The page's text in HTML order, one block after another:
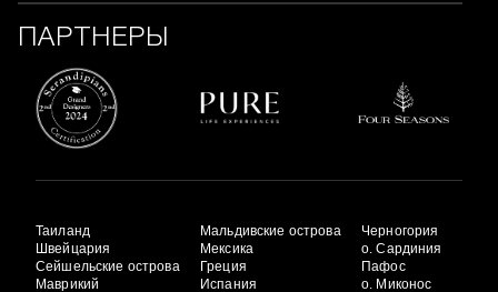
ПАРТНЕРЫ
Таиланд
Швейцария
Сейшельские острова
Маврикий
Мальдивские острова
Мексика
Греция
Испания
Черногория
о. Сардиния
Пафос
о. Миконос